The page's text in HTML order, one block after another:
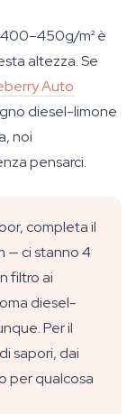
400–450g/m² è
altezza. Se
Auto
diesel-limone
noi
pensarci.
completa il
— ci stanno 4
filtro ai
diesel-
Per il
sapori, dai
per qualcosa